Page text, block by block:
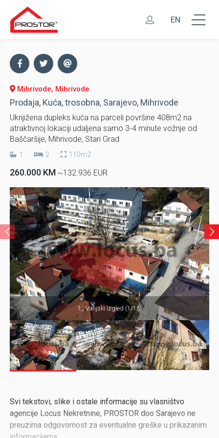
EN
Mihrivode, Mihrivode
Prodaja, Kuća, trosobna, Sarajevo, Mihrivode
Uknjižena dupleks kuća na parceli površine 408m2 na
atraktivnoj lokaciji udaljena samo 3-4 minute vožnje od
Baščaršije, Mihrivode, Stari Grad
1 2 110m2
260.000 KM ~132.936 EUR
1_ Vanjski izgled (1/15)
Svi tekstovi, slike i ostale informacije su vlasništvo
agencije Locus Nekretnine, PROSTOR doo Sarajevo ne
preuzima odgovornost za eventualne greške u prikazanim